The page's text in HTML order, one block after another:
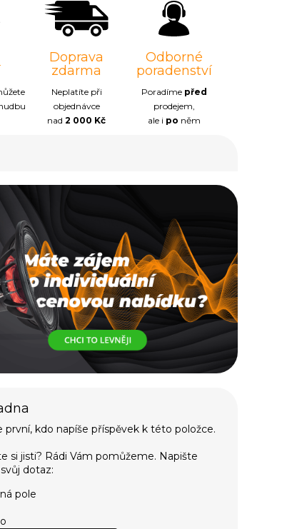
Doprava
zdarma
Neplatíte při
objednávce
nad2 000 Kč
Odborné
poradenství
Poradíme před
prodejem,
ale i po něm
první, kdo napíše příspěvek k této položce.
pole